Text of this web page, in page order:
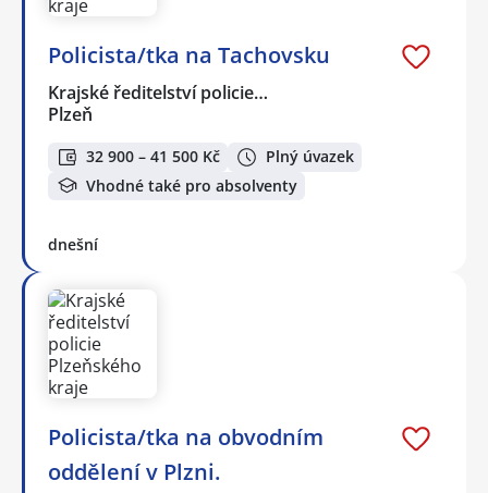
Policista/tka na Tachovsku
Krajské ředitelství policie…
Plzeň
32 900 – 41 500 Kč
Plný úvazek
Vhodné také pro absolventy
dnešní
Policista/tka na obvodním
oddělení v Plzni.